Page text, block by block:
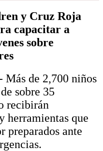
y Cruz Roja
capacitar a
sobre
Más de 2,700 niños
sobre 35
recibirán
herramientas que
preparados ante